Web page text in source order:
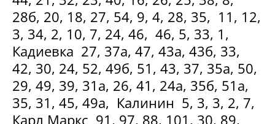
28б, 20, 18, 27, 54, 9, 4, 28, 35, 11, 12,
3, 34, 2, 10, 7, 24, 46, 46, 5, 33, 1,
Кадиевка 27, 37а, 47, 43а, 43б, 33,
42, 30, 24, 52, 49б, 51, 43, 37, 35а, 50,
29, 49, 39, 31а, 26, 41, 24а, 35б, 51а,
35, 31, 45, 49а, Калинин 5, 3, 3, 2, 7,
Карл Маркс 91, 97, 88, 101, 30, 89,